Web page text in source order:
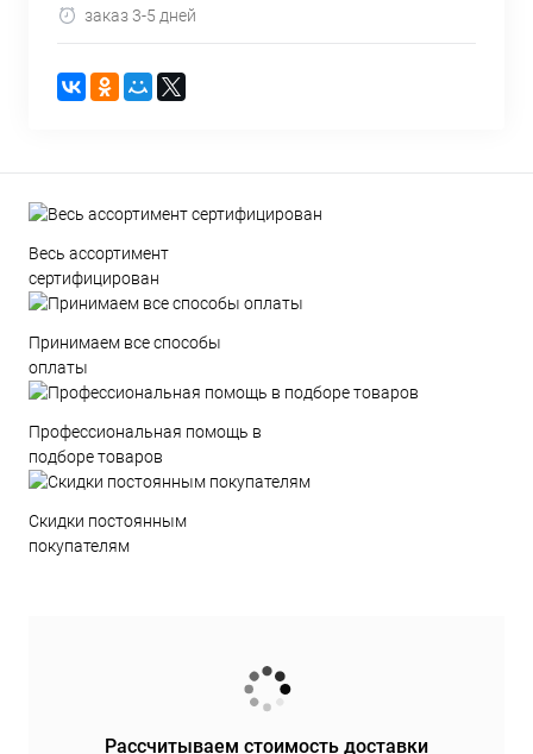
заказ 3-5 дней
Весь ассортимент
сертифицирован
Принимаем все способы
оплаты
Профессиональная помощь в
подборе товаров
Скидки постоянным
покупателям
Рассчитываем стоимость доставки